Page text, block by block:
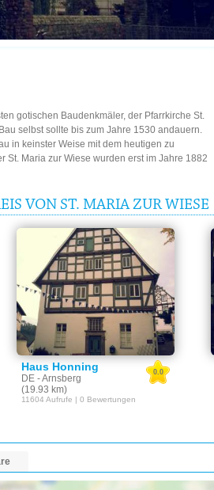
gotischen Baudenkmäler, der Pfarrkirche St.
selbst sollte bis zum Jahre 1530 andauern.
in keinster Weise mit dem heutigen zu
St. Maria zur Wiese wurden erst im Jahre 1882
VON ST. MARIA ZUR WIESE
Haus Honning
DE - Arnsberg
(19.93 km)
0.0
11604 Aufrufe | 0 Bewertungen